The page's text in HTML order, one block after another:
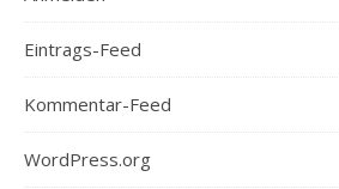
Eintrags-Feed
Kommentar-Feed
WordPress.org